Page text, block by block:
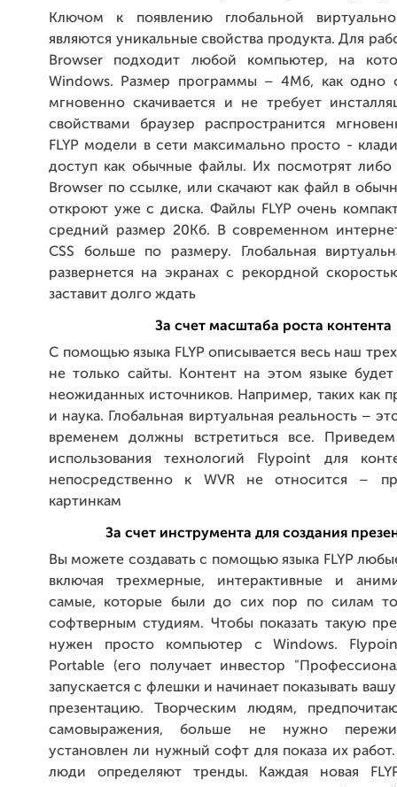
Ключом к появлению глобальной
являются уникальные свойства продукта. Для
Browser подходит любой компьютер, на
Windows. Размер программы – 4Мб, как одно
мгновенно скачивается и не требует
свойствами браузер распространится
FLYP модели в сети максимально просто -
доступ как обычные файлы. Их посмотрят
Browser по ссылке, или скачают как файл в
откроют уже с диска. Файлы FLYP очень
средний размер 20Кб. В современном
CSS больше по размеру. Глобальная
развернется на экранах с рекордной
заставит долго ждать
За счет масштаба роста контента
С помощью языка FLYP описывается весь наш
не только сайты. Контент на этом языке будет
неожиданных источников. Например, таких как
и наука. Глобальная виртуальная реальность –
временем должны встретиться все.
использования технологий Flypoint для
непосредственно к WVR не относится –
картинкам
За счет инструмента для создания
Вы можете создавать с помощью языка FLYP
включая трехмерные, интерактивные и
самые, которые были до сих пор по силам
софтверным студиям. Чтобы показать такую
нужен просто компьютер с Windows.
Portable (его получает инвестор
запускается с флешки и начинает показывать
презентацию. Творческим людям,
самовыражения, больше не нужно
установлен ли нужный софт для показа их
люди определяют тренды. Каждая новая